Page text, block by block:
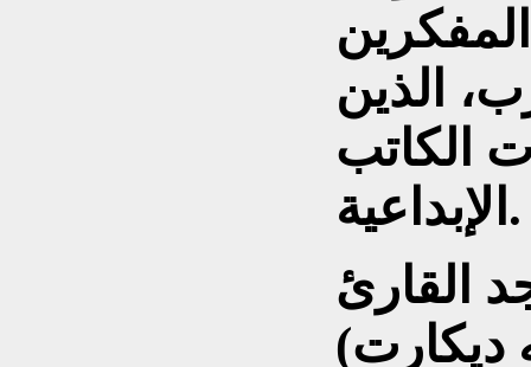
الذين
الكاتب
الإبداعية.
القارئ
ديكارت)